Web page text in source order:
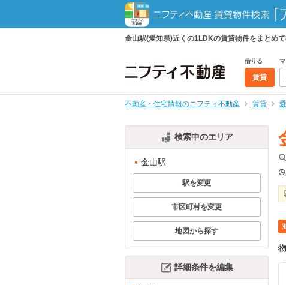
金山駅(愛知県)近くの1LDKの賃貸物件をまとめ
借りる
賃貸
不動産・住宅情報のニフティ不動産 賃貸
検索中のエリア
金山駅
駅を変更
市区町村を変更
地図から探す
詳細条件を編集